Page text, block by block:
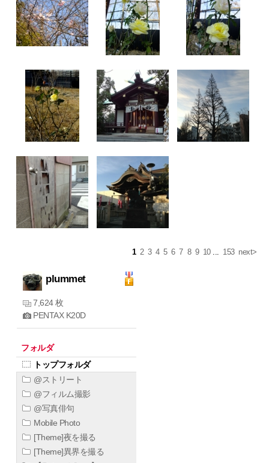
1 2 3 4 5 6 7 8 9 10... 153 next>
plummet
7,624 枚
PENTAX K20D
フォルダ
トップフォルダ
@ストリート
@フィルム撮影
@写真俳句
Mobile Photo
[Theme]夜を撮る
[Theme]異界を撮る